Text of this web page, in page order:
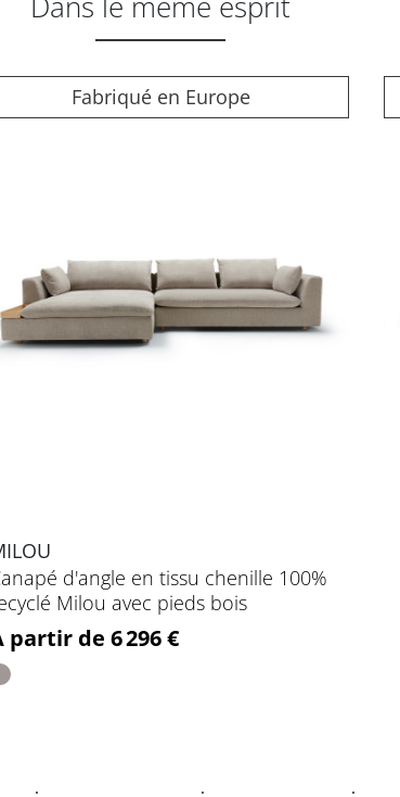
Fabriqué en Europe
d'angle en tissu chenille 100%
Milou avec pieds bois
partir de 6 296 €